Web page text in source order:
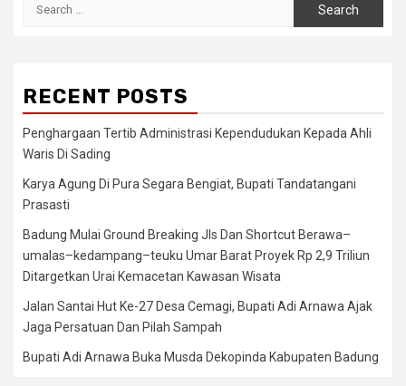
RECENT POSTS
Penghargaan Tertib Administrasi Kependudukan Kepada Ahli
Waris Di Sading
Karya Agung Di Pura Segara Bengiat, Bupati Tandatangani
Prasasti
Badung Mulai Ground Breaking Jls Dan Shortcut Berawa–
umalas–kedampang–teuku Umar Barat Proyek Rp 2,9 Triliun
Ditargetkan Urai Kemacetan Kawasan Wisata
Jalan Santai Hut Ke-27 Desa Cemagi, Bupati Adi Arnawa Ajak
Jaga Persatuan Dan Pilah Sampah
Bupati Adi Arnawa Buka Musda Dekopinda Kabupaten Badung